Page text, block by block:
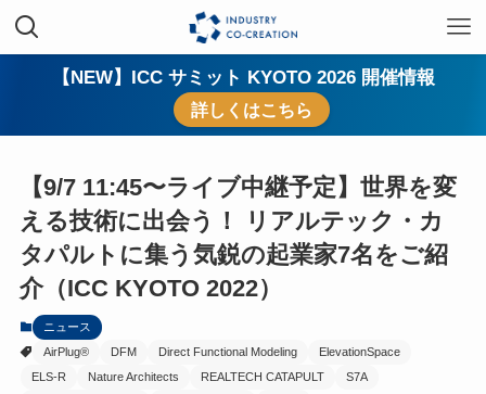
【NEW】ICC サミット KYOTO 2026 開催情報
詳しくはこちら
【9/7 11:45〜ライブ中継予定】世界を変
える技術に出会う！ リアルテック・カ
タパルトに集う気鋭の起業家7名をご紹
介（ICC KYOTO 2022）
ニュース
AirPlug®
DFM Direct Functional Modeling
ElevationSpace
ELS-R
Nature Architects REALTECH CATAPULT
S7A